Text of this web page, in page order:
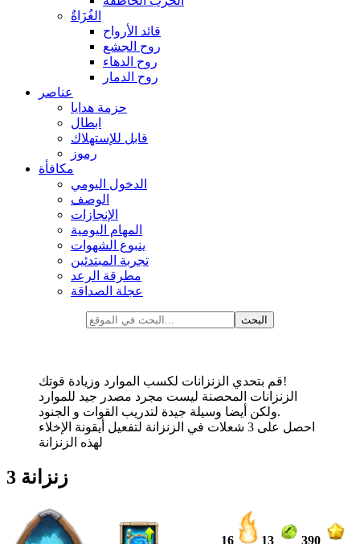
الغُزَاةٌ
قائد الأرواح
روح الجشع
روح الدهاء
روح الدمار
عناصر
حزمة هدايا
ابطال
قابل للإستهلاك
رموز
مكافأة
الدخول اليومي
الوصف
الإنجازات
المهام اليومية
ينبوع الشهوات
تجربة المبتدئين
مطرقة الرعد
عجلة الصداقة
قم بتحدي الزنزانات لكسب الموارد وزيادة قوتك!
الزنزانات المحصنة ليست مجرد مصدر جيد للموارد
ولكن أيضا وسيلة جيدة لتدريب القوات و الجنود.
احصل على 3 شعلات في الزنزانة لتفعيل أيقونة الإخلاء
لهذه الزنزانة
زنزانة 3
16 13 390